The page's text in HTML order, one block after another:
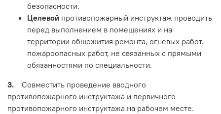
безопасности.
Целевой противопожарный инструктаж проводить
перед выполнением в помещениях и на
территории общежития ремонта, огневых работ,
пожароопасных работ, не связанных с прямыми
обязанностями по специальности.
3. Совместить проведение вводного
противопожарного инструктажа и первичного
противопожарного инструктажа на рабочем месте.